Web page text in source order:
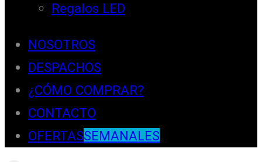
Regalos LED
NOSOTROS
DESPACHOS
¿CÓMO COMPRAR?
CONTACTO
OFERTASSEMANALES